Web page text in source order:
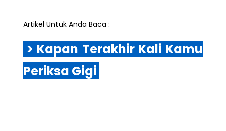
Artikel Untuk Anda Baca :
> Kapan Terakhir Kali Kamu
Periksa Gigi